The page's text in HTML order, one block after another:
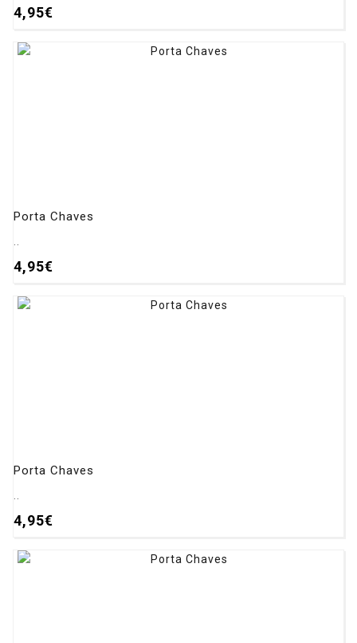
4,95€
Porta Chaves
4,95€
Porta Chaves
4,95€